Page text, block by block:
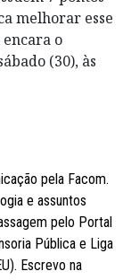
melhorar esse
o
(30), às
pela Facom.
e assuntos
pelo Portal
Pública e Liga
Escrevo na